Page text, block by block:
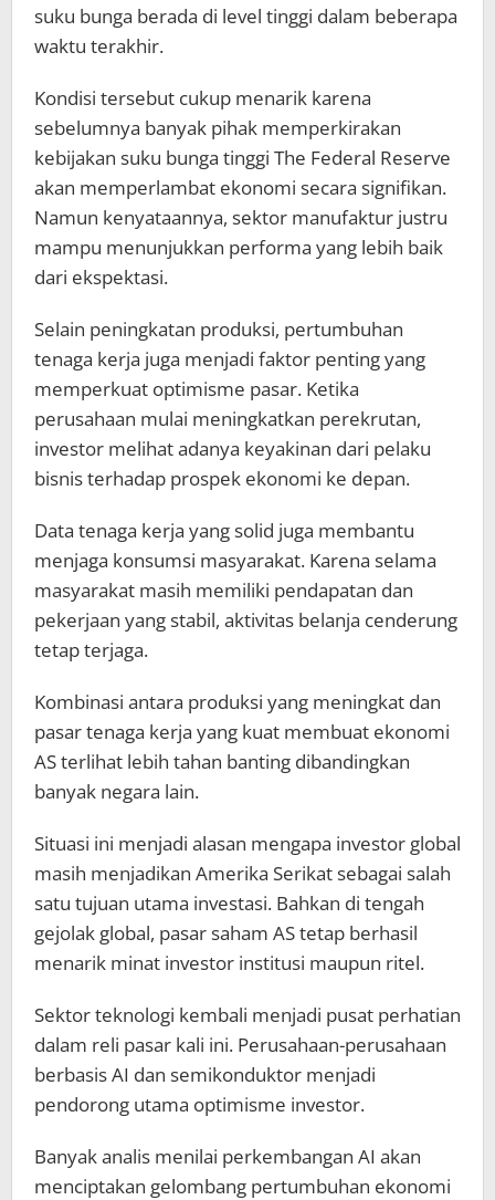
suku bunga berada di level tinggi dalam beberapa
waktu terakhir.
Kondisi tersebut cukup menarik karena
sebelumnya banyak pihak memperkirakan
kebijakan suku bunga tinggi The Federal Reserve
akan memperlambat ekonomi secara signifikan.
Namun kenyataannya, sektor manufaktur justru
mampu menunjukkan performa yang lebih baik
dari ekspektasi.
Selain peningkatan produksi, pertumbuhan
tenaga kerja juga menjadi faktor penting yang
memperkuat optimisme pasar. Ketika
perusahaan mulai meningkatkan perekrutan,
investor melihat adanya keyakinan dari pelaku
bisnis terhadap prospek ekonomi ke depan.
Data tenaga kerja yang solid juga membantu
menjaga konsumsi masyarakat. Karena selama
masyarakat masih memiliki pendapatan dan
pekerjaan yang stabil, aktivitas belanja cenderung
tetap terjaga.
Kombinasi antara produksi yang meningkat dan
pasar tenaga kerja yang kuat membuat ekonomi
AS terlihat lebih tahan banting dibandingkan
banyak negara lain.
Situasi ini menjadi alasan mengapa investor global
masih menjadikan Amerika Serikat sebagai salah
satu tujuan utama investasi. Bahkan di tengah
gejolak global, pasar saham AS tetap berhasil
menarik minat investor institusi maupun ritel.
Sektor teknologi kembali menjadi pusat perhatian
dalam reli pasar kali ini. Perusahaan-perusahaan
berbasis AI dan semikonduktor menjadi
pendorong utama optimisme investor.
Banyak analis menilai perkembangan AI akan
menciptakan gelombang pertumbuhan ekonomi